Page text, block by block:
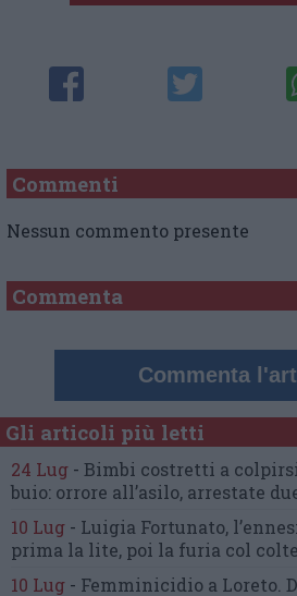
Commenti
Nessun commento presente
Commenta
Commenta
Gli articoli più letti
24 Lug - Bimbi costretti a
buio: orrore all’asilo, arrestate
10 Lug - Luigia Fortunato,
prima la lite, poi la furia col
10 Lug - Femminicidio a Loreto.